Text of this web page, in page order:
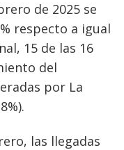
de 2025 se
respecto a igual
15 de las 16
del
por La
las llegadas